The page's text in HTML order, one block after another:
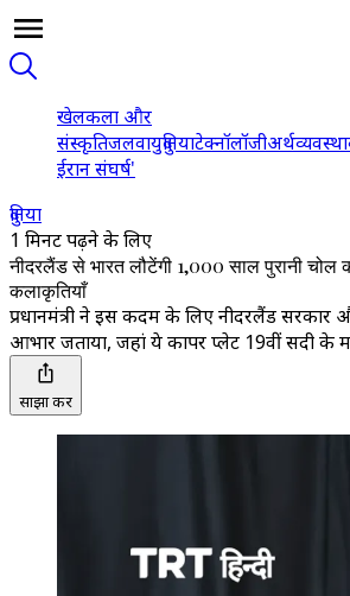
खेलकला और
संस्कृतिजलवायुदुनियाटेक्नॉलॉजीअर्थव्यवस्था
ईरान संघर्ष'
दुनिया
1 मिनट पढ़ने के लिए
नीदरलैंड से भारत लौटेंगी 1,000 साल पुरानी चोल
कलाकृतियाँ
प्रधानमंत्री ने इस कदम के लिए नीदरलैंड सरकार
आभार जताया, जहां ये कापर प्लेट 19वीं सदी के
साझा करें